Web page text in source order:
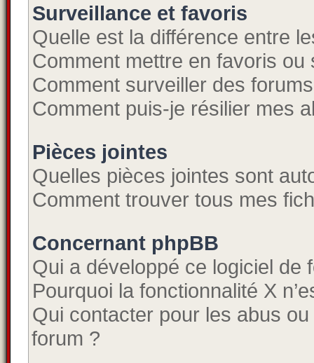
Surveillance et favoris
Quelle est la différence entre
Comment mettre en favoris
Comment surveiller des
Comment puis-je résilier mes
Pièces jointes
Quelles pièces jointes sont
Comment trouver tous mes
Concernant phpBB
Qui a développé ce logiciel de
Pourquoi la fonctionnalité X
Qui contacter pour les abus
forum ?